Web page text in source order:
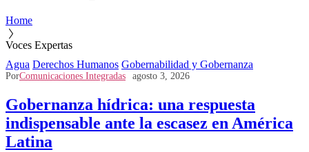
Home
Voces Expertas
Agua Derechos Humanos Gobernabilidad y Gobernanza
PorComunicaciones Integradas agosto 3, 2026
Gobernanza hídrica: una respuesta
indispensable ante la escasez en América
Latina